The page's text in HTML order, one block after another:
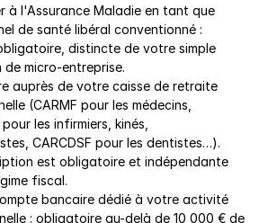
à l'Assurance Maladie en tant que
de santé libéral conventionné :
distincte de votre simple
micro-entreprise.
auprès de votre caisse de retraite
(CARMF pour les médecins,
pour les infirmiers, kinés,
CARCDSF pour les dentistes…).
est obligatoire et indépendante
fiscal.
bancaire dédié à votre activité
: obligatoire au-delà de 10 000 € de